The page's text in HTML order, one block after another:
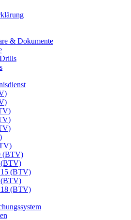
& Dokumente
(BTV)
(BTV)
(BTV)
(BTV)
(BTV)